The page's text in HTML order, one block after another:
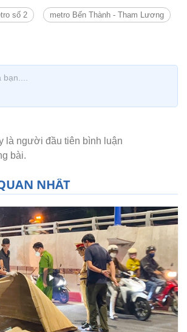
số 2 metro Bến Thành - Tham Lương
NHẤT